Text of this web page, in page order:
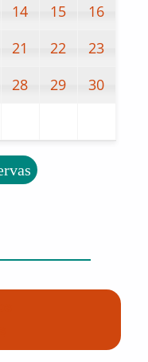
14 15
16
21 22
23
28 29
30